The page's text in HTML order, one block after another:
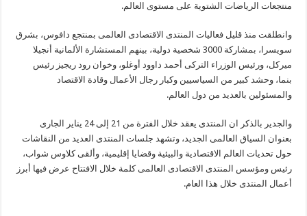
منتجعات الرياضات الشتوية على مستوى العالم.
وانطلقت منذ قليل فعاليات المنتدى الاقتصادى العالمى بمنتجع دافوس، بشرق
سويسرا، بمشاركة 3000 شخصية دولية، بينهم المستشارة الألمانية أنجيلا
ميركل، ورئيس الوزراء التركى أحمد داوود أوغلو، وخوان رود ريجيز رئيس
بنما، وحشد كبير من السياسيين وكبار رجال الأعمال وقادة الاقتصاد
والمسئولين بالعديد من دول العالم.
والجدير بالذكر ان المنتدى يعقد خلال الفترة من 21 إلى 24 يناير الجارى
بعنوان السياق العالمى الجديد، وتشهد جلسات المنتدى العديد من النقاشات
حول تحديات العالم الاقتصادية والبيئية وقضايا إقليمية، وألقى كلاوس شواب،
رئيس ومؤسس المنتدى الاقتصادى العالمى كلمة خلال الافتتاح عرض فيها أبرز
أعمال المنتدى خلال هذا العام.